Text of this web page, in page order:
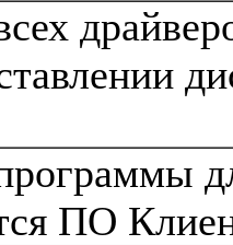
программы
ПО